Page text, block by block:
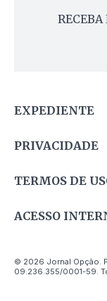
EXPEDIENTE
PRIVACIDADE
TERMOS DE
ACESSO
© 2026 Jornal Opção.
09.236.355/0001-59.